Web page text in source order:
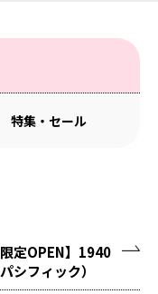
特集・セール
定OPEN】1940
シフィック）